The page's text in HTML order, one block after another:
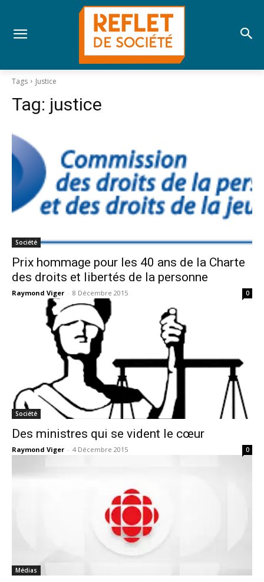
Tags Justice
Tag: justice
Société
Prix hommage pour les 40 ans de la Charte
des droits et libertés de la personne
Raymond Viger - 8 Décembre 2015 0
Société
Des ministres qui se vident le cœur
Raymond Viger - 4 Décembre 2015 0
Médias